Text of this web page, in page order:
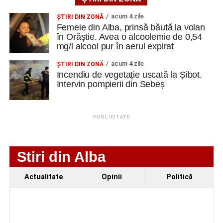
Secretul succesului în afaceri, dezvăluit de
antreprenorul Alexandru Jittu care a lucrat pentru
Elon Musk: „Dacă nu faci asta ai mari șanse să
ratezi”
Facebook Messenger WhatsApp Twitter
LMV
IVET SRL
LUCRATOR
COMERCIAL
1 0744535450
Adaugă cugirinfo.ro ca sursă
preferată pe Google
Ultimele știri din Cugir
mașină solară. Vehiculul a ajuns și la o expoziție din
Berlin
Trei profesori ai Colegiului Național „David Prodan”
ŞTIRI DIN ZONĂ acum 4 zile
Femeie din Alba, prinsă băută la volan
în Orăștie. Avea o alcoolemie de 0,54
mg/l alcool pur în aerul expirat
ŞTIRI DIN ZONĂ acum 4 zile
Incendiu de vegetație uscată la Șibot.
Intervin pompierii din Sebeș
PUBLICITATE
Stiri din Alba
Actualitate Opinii Politică